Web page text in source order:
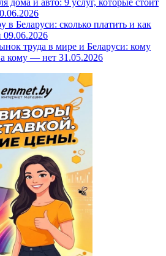
в Беларуси: сколько платить и как
09.06.2026
труда в мире и Беларуси: кому
а кому — нет 31.05.2026